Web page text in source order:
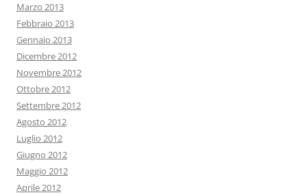
Marzo 2013
Febbraio 2013
Gennaio 2013
Dicembre 2012
Novembre 2012
Ottobre 2012
Settembre 2012
Agosto 2012
Luglio 2012
Giugno 2012
Maggio 2012
Aprile 2012